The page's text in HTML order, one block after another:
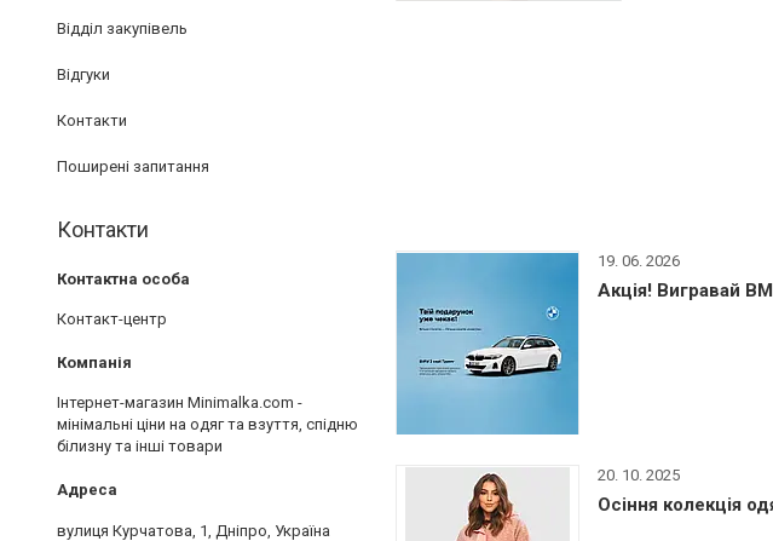
19. 06. 2026
Акція! Вигравай
20. 10. 2025
Осіння колекція
Відділ закупівель
Відгуки
Контакти
Поширені запитання
Контакти
Контакт-центр
Інтернет-магазин Minimalka.com -
мінімальні ціни на одяг та взуття, спідню
білизну та інші товари
вулиця Курчатова, 1, Дніпро, Україна